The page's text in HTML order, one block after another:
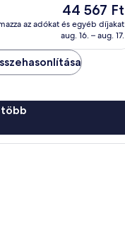
Az
ár
44 567 Ft
44 567 Ft
az adókat és egyéb díjakat
aug. 16. – aug. 17.